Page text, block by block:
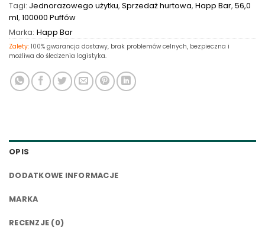
Tagi: Jednorazowego użytku, Sprzedaż hurtowa, Happ Bar, 56,0
ml, 100000 Puffów
Marka: Happ Bar
Zalety: 100% gwarancja dostawy, brak problemów celnych, bezpieczna i
możliwa do śledzenia logistyka.
OPIS
DODATKOWE INFORMACJE
MARKA
RECENZJE (0)